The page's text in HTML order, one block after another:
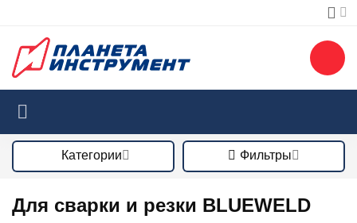
Категории Фильтры
Для сварки и резки BLUEWELD